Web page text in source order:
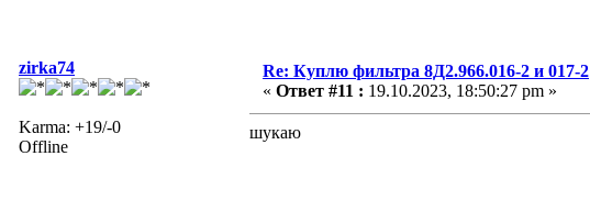
zirka74
Karma: +19/-0
Offline
Re: Куплю фильтра 8Д2.966.016-2 и 017-2
« Ответ #11 : 19.10.2023, 18:50:27 pm »
шукаю